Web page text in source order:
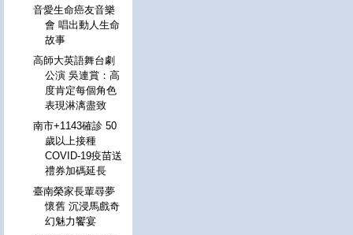
音愛生命癌友音樂
會 唱出動人生命
故事
高師大英語舞台劇
公演 吳連賞：高
度肯定每個角色
表現淋漓盡致
南市+1143確診 50
歲以上接種
COVID-19疫苗送
禮券加碼延長
臺南榮家長輩尋夢
懷舊 沉浸馬戲奇
幻魅力饗宴